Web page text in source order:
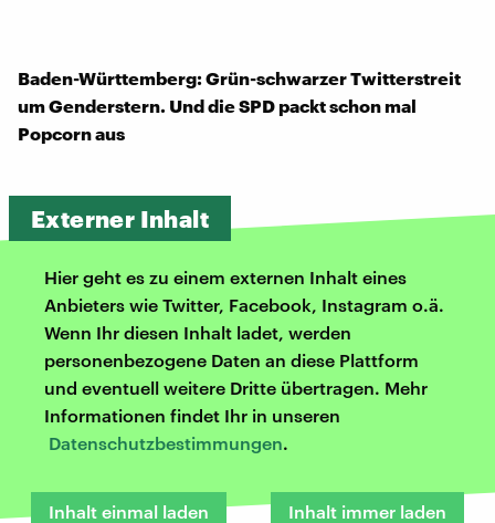
Baden-Württemberg: Grün-schwarzer Twitterstreit
um Genderstern. Und die SPD packt schon mal
Popcorn aus
Externer Inhalt
Hier geht es zu einem externen Inhalt eines
Anbieters wie Twitter, Facebook, Instagram o.ä.
Wenn Ihr diesen Inhalt ladet, werden
personenbezogene Daten an diese Plattform
und eventuell weitere Dritte übertragen. Mehr
Informationen findet Ihr in unseren
Datenschutzbestimmungen.
Inhalt einmal laden Inhalt immer laden